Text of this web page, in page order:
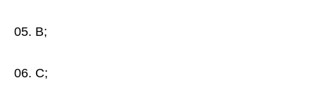
05. B;
06. C;